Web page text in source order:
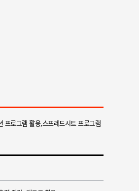
프로그램 활용,스프레드시트 프로그램